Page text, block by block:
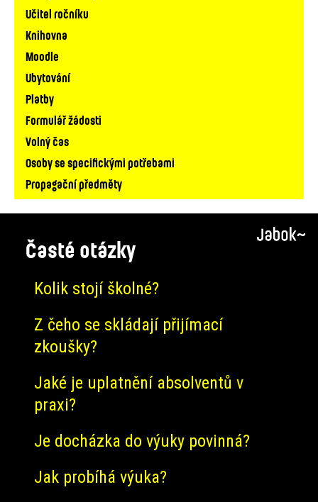
Učitel ročníku
Knihovna
Moodle
Ubytování
Platby
Formulář žádosti
Volný čas
Osoby se specifickými potřebami
Propagační předměty
Časté otázky
Kolik stojí školné?
Z čeho se skládají přijímací
zkoušky?
Jaké je uplatnění absolventů v
praxi?
Je docházka do výuky povinná?
Jak probíhá výuka?